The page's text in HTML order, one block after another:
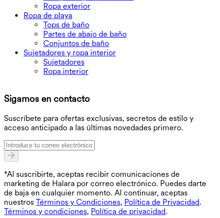
Ropa exterior
Ropa de playa
Tops de baño
Partes de abajo de baño
Conjuntos de baño
Sujetadores y ropa interior
Sujetadores
Ropa interior
Sigamos en contacto
Suscríbete para ofertas exclusivas, secretos de estilo y
acceso anticipado a las últimas novedades primero.
*Al suscribirte, aceptas recibir comunicaciones de
marketing de Halara por correo electrónico. Puedes darte
de baja en cualquier momento. Al continuar, aceptas
nuestros Términos y Condiciones, Política de Privacidad.
Términos y condiciones, Política de privacidad.